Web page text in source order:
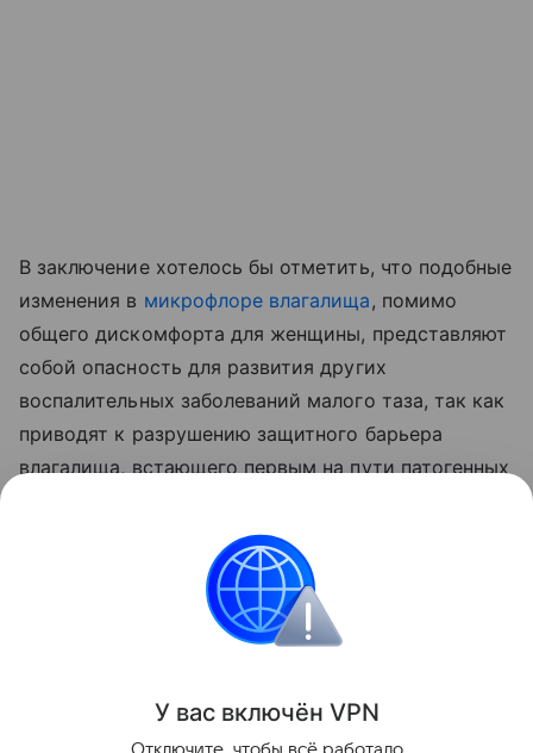
В заключение хотелось бы отметить, что подобные
изменения в микрофлоре влагалища, помимо
общего дискомфорта для женщины, представляют
собой опасность для развития других
воспалительных заболеваний малого таза, так как
приводят к разрушению защитного барьера
влагалища, встающего первым на пути патогенных
проблемы очевидно и требует своевременного
обращения к врачу для достижения
положительного результата в лечении.
Поделиться
У вас включён VPN